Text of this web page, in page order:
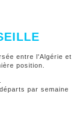
entre l'Algérie et
position.
par semaine